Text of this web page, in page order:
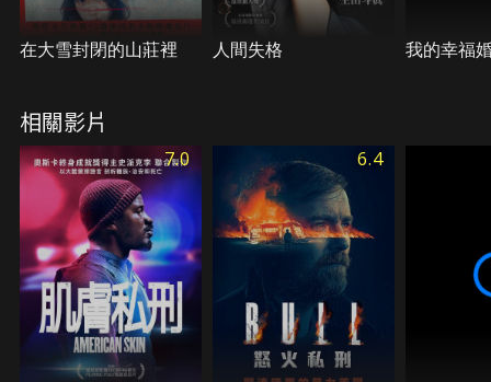
在大雪封閉的山莊裡 人間失格 我的幸福
相關影片
7.0 6.4